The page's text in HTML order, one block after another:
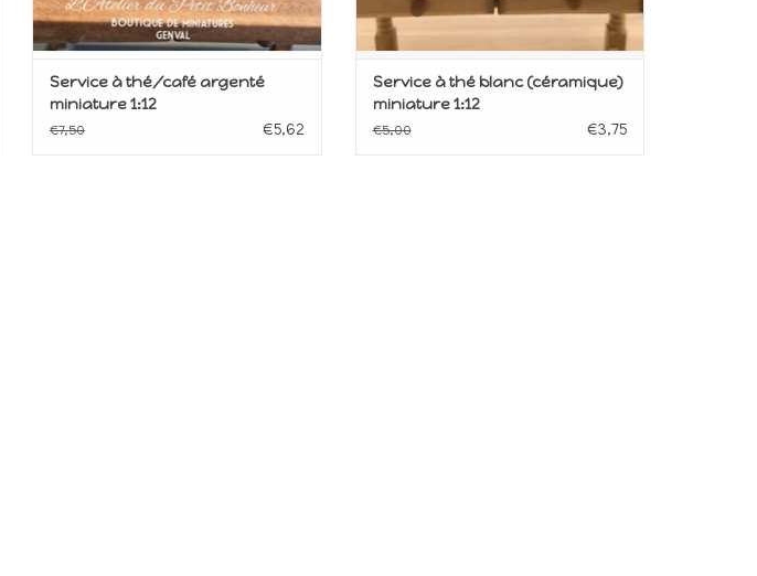
Service à thé/café argenté
miniature 1:12
€7,50 €5,62
Service à thé blanc (céramique)
miniature 1:12
€5,00 €3,75